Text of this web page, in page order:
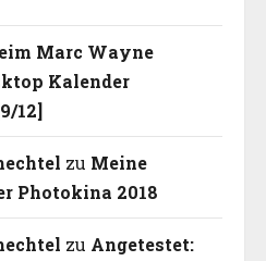
Marc Wayne
Kalender
12]
zu Meine
Photokina 2018
zu Angetestet: